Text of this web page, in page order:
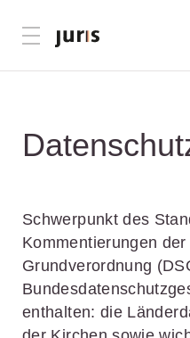
Menü öffnen
Schwerpunkt des
Kommentierungen
Grundverordnung
enthalten: die